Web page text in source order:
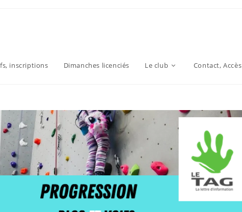
inscriptions Dimanches licenciés Le club Contact, Accès